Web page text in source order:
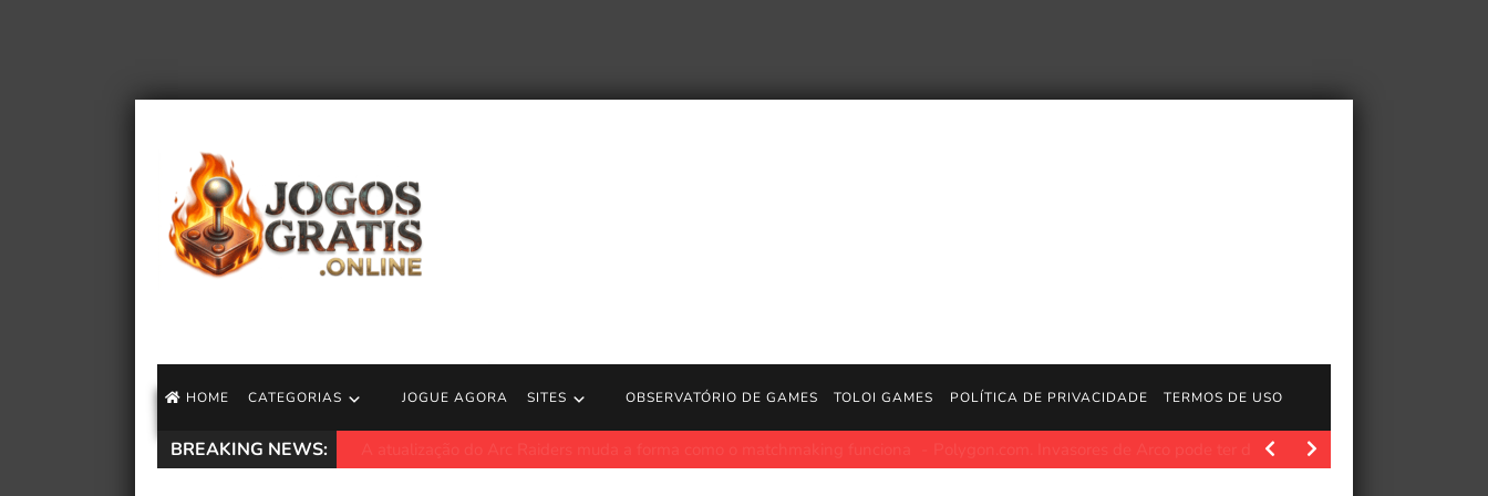
HOME CATEGORIAS JOGUE AGORA SITES OBSERVATÓRIO DE GAMES TOLOI GAMES POLÍTICA DE PRIVACIDADE TERMOS DE USO
BREAKING NEWS: https://store.playstation.com/concept/10017196 MAVRIX é lançado em 1.0!